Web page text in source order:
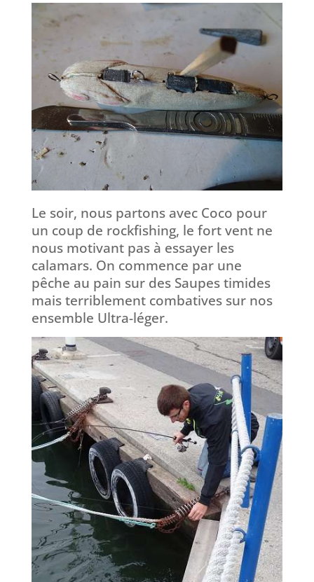
Le soir, nous partons avec Coco pour
un coup de rockfishing, le fort vent ne
nous motivant pas à essayer les
calamars. On commence par une
pêche au pain sur des Saupes timides
mais terriblement combatives sur nos
ensemble Ultra-léger.